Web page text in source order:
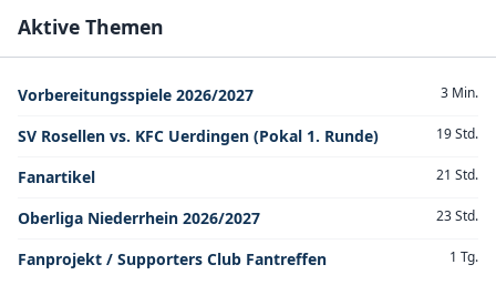
Aktive Themen
Vorbereitungsspiele 2026/2027 3 Min.
SV Rosellen vs. KFC Uerdingen (Pokal 1. Runde) 19 Std.
Fanartikel 21 Std.
Oberliga Niederrhein 2026/2027 23 Std.
Fanprojekt / Supporters Club Fantreffen 1 Tg.